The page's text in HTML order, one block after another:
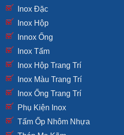
Inox Đặc
Inox Hộp
Innox Ống
Inox Tấm
Inox Hộp Trang Trí
Inox Màu Trang Trí
Inox Ống Trang Trí
Phụ Kiện Inox
Tấm Ốp Nhôm Nhựa